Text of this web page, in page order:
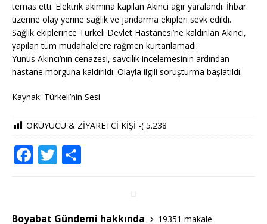
temas etti. Elektrik akımına kapılan Akıncı ağır yaralandı. İhbar
üzerine olay yerine sağlık ve jandarma ekipleri sevk edildi.
Sağlık ekiplerince Türkeli Devlet Hastanesi’ne kaldırılan Akıncı,
yapılan tüm müdahalelere rağmen kurtarılamadı.
Yunus Akıncı’nın cenazesi, savcılık incelemesinin ardından
hastane morguna kaldırıldı. Olayla ilgili soruşturma başlatıldı.
Kaynak: Türkeli’nin Sesi
OKUYUCU & ZİYARETCİ KİŞİ -( 5.238
F
e
T
tee
Boyabat Gündemi hakkında
19351 makale